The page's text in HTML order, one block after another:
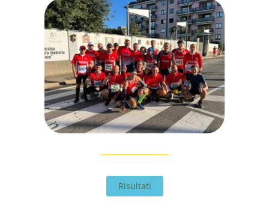
Risultati